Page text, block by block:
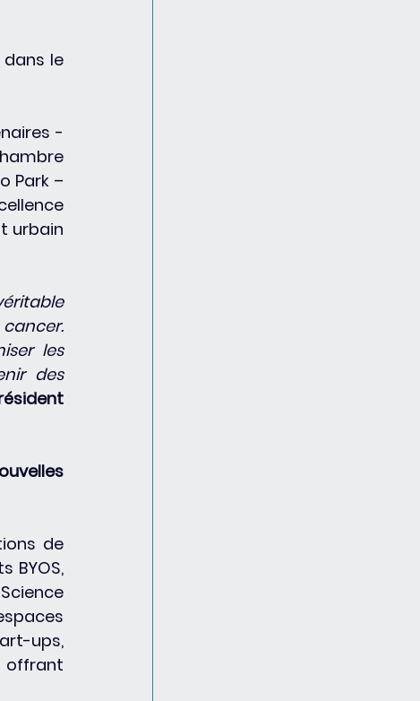
dans le
-
Park –
urbain
les
des
de
BYOS,
ups,
offrant